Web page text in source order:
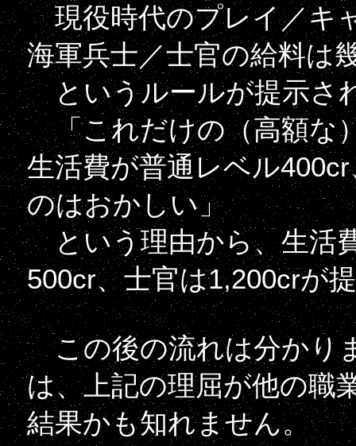
現役時代のプレイ／キ
海軍兵士／士官の給料は
というルールが提示さ
「これだけの（高額な
生活費が普通レベル
のはおかしい」
という理由から、生活
500cr、士官は1,200crが
この後の流れは分かり
は、上記の理屈が他の職
結果かも知れません。